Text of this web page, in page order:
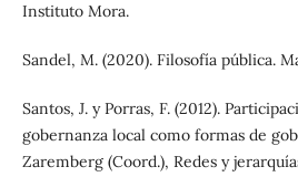
Instituto Mora.
Sandel, M. (2020). Filosofía pública.
Santos, J. y Porras, F. (2012).
gobernanza local como formas de
Zaremberg (Coord.), Redes y